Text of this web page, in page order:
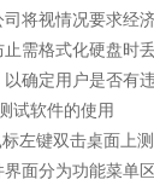
司将视情况要求经
止需格式化硬盘时
以确定用户是否有
试软件的使用
左键双击桌面上
界面分为功能菜单